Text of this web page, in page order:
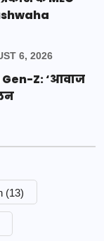
6, 2026
Z: ‘आवाज
(13)